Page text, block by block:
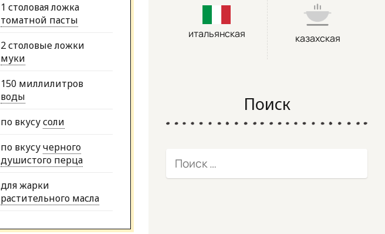
1 столовая ложка
томатной пасты
2 столовые ложки
муки
150 миллилитров
воды
по вкусусоли
по вкусучерного
душистого перца
для жарки
растительного масла
итальянская казахская
Поиск